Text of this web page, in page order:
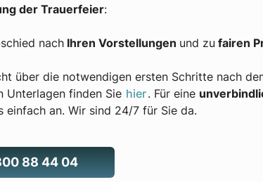
der Trauerfeier:
nach Ihren Vorstellungen und zu fairen
über die notwendigen ersten Schritte nach
Unterlagen finden Sie hier. Für eine
einfach an. Wir sind 24/7 für Sie da.
88 44 04